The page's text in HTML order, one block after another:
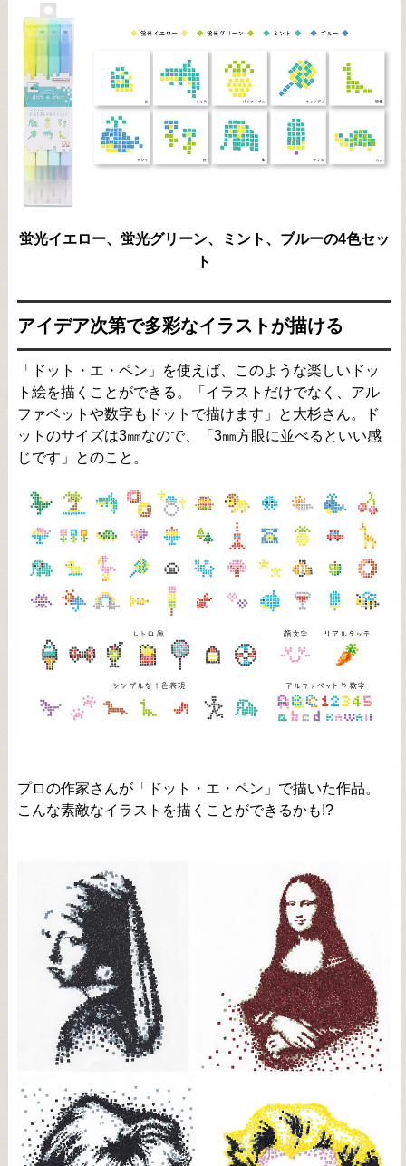
蛍光イエロー、蛍光グリーン、ミント、ブルーの4色セッ
ト
アイデア次第で多彩なイラストが描ける
「ドット・エ・ペン」を使えば、このような楽しいドッ
ト絵を描くことができる。「イラストだけでなく、アル
ファベットや数字もドットで描けます」と大杉さん。ド
ットのサイズは3㎜なので、「3㎜方眼に並べるといい感
じです」とのこと。
プロの作家さんが「ドット・エ・ペン」で描いた作品。
こんな素敵なイラストを描くことができるかも!?